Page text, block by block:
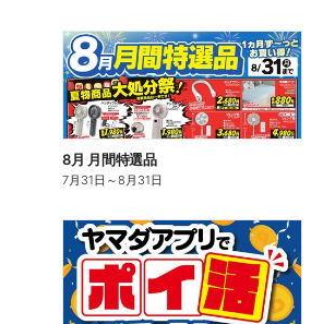
8月 月間特選品
7月31日 ～8月31日